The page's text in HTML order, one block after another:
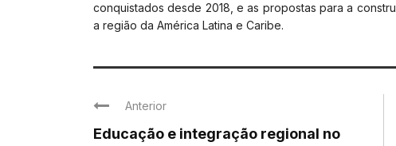
conquistados desde 2018, e as propostas para a
a região da América Latina e Caribe.
Anterior
Educação e integração regional no